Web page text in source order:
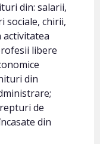
din: salarii,
sociale, chirii,
activitatea
libere
din
de
din